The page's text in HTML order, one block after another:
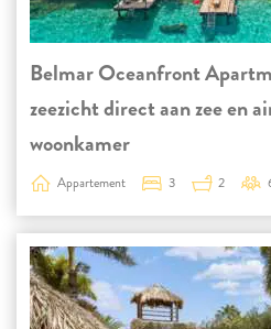
Belmar Oceanfront
zeezicht direct aan zee en
woonkamer
Appartement 3 2